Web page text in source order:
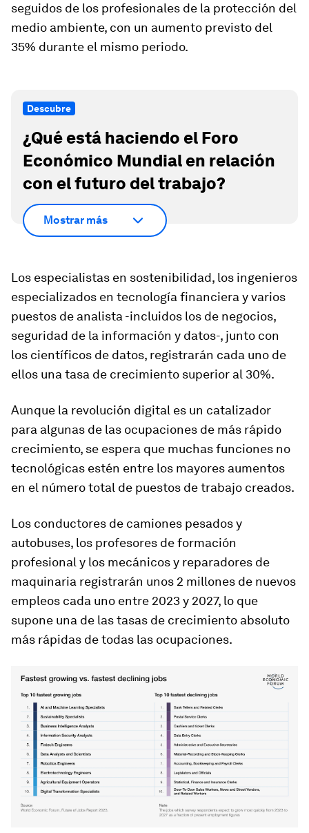
seguidos de los profesionales de la protección del
medio ambiente, con un aumento previsto del
35% durante el mismo periodo.
Descubre
¿Qué está haciendo el Foro
Económico Mundial en relación
con el futuro del trabajo?
Mostrar más
Los especialistas en sostenibilidad, los ingenieros
especializados en tecnología financiera y varios
puestos de analista -incluidos los de negocios,
seguridad de la información y datos-, junto con
los científicos de datos, registrarán cada uno de
ellos una tasa de crecimiento superior al 30%.
Aunque la revolución digital es un catalizador
para algunas de las ocupaciones de más rápido
crecimiento, se espera que muchas funciones no
tecnológicas estén entre los mayores aumentos
en el número total de puestos de trabajo creados.
Los conductores de camiones pesados y
autobuses, los profesores de formación
profesional y los mecánicos y reparadores de
maquinaria registrarán unos 2 millones de nuevos
empleos cada uno entre 2023 y 2027, lo que
supone una de las tasas de crecimiento absoluto
más rápidas de todas las ocupaciones.